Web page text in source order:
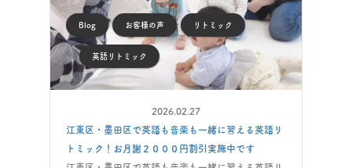
Blog お客様の声 リトミック
英語リトミック
2026.02.27
江東区・墨田区で英語も音楽も一緒に習える英語リ
トミック！お月謝２０００円割引実施中です